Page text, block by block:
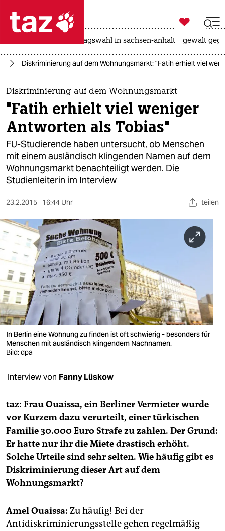
 taz zahl ich
taz zahl ich
themen
politik
öko
gesellschaft
kultur
sport
berlin
nord
wahrheit
verlag
verlag
veranstaltungen
shop
fragen & hilfe
genossenschaft
epaper login

taz zahl ich
landtagswahl in sachsen-anhalt gewalt
Diskriminierung auf dem Wohnungsmarkt: "Fatih erhielt viel
Diskriminierung auf dem Wohnungsmarkt
"Fatih erhielt viel weniger
Antworten als Tobias"
FU-Studierende haben untersucht, ob Menschen
mit einem ausländisch klingenden Namen auf dem
Wohnungsmarkt benachteiligt werden. Die
Studienleiterin im Interview
23.2.2015 16:44 Uhr teilen
In Berlin eine Wohnung zu finden ist oft schwierig - besonders für
Menschen mit ausländisch klingendem Nachnamen.
Bild: dpa
Interview von Fanny Lüskow
taz: Frau Ouaissa, ein Berliner Vermieter wurde
vor Kurzem dazu verurteilt, einer türkischen
Familie 30.000 Euro Strafe zu zahlen. Der Grund:
Er hatte nur ihr die Miete drastisch erhöht.
Solche Urteile sind sehr selten. Wie häufig gibt es
Diskriminierung dieser Art auf dem
Wohnungsmarkt?
Amel Ouaissa: Zu häufig! Bei der
Antidiskriminierungsstelle gehen regelmäßig